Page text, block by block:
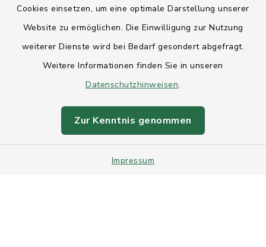
Cookies einsetzen, um eine optimale Darstellung unserer
Website zu ermöglichen. Die Einwilligung zur Nutzung
weiterer Dienste wird bei Bedarf gesondert abgefragt.
Weitere Informationen finden Sie in unseren
Datenschutzhinweisen.
Zur Kenntnis genommen
Impressum
Anfahrt
Datenschutz
Sitemap
Intranet